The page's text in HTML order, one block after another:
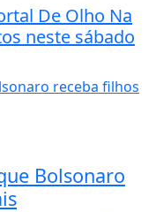
De Olho Na
neste sábado
Bolsonaro